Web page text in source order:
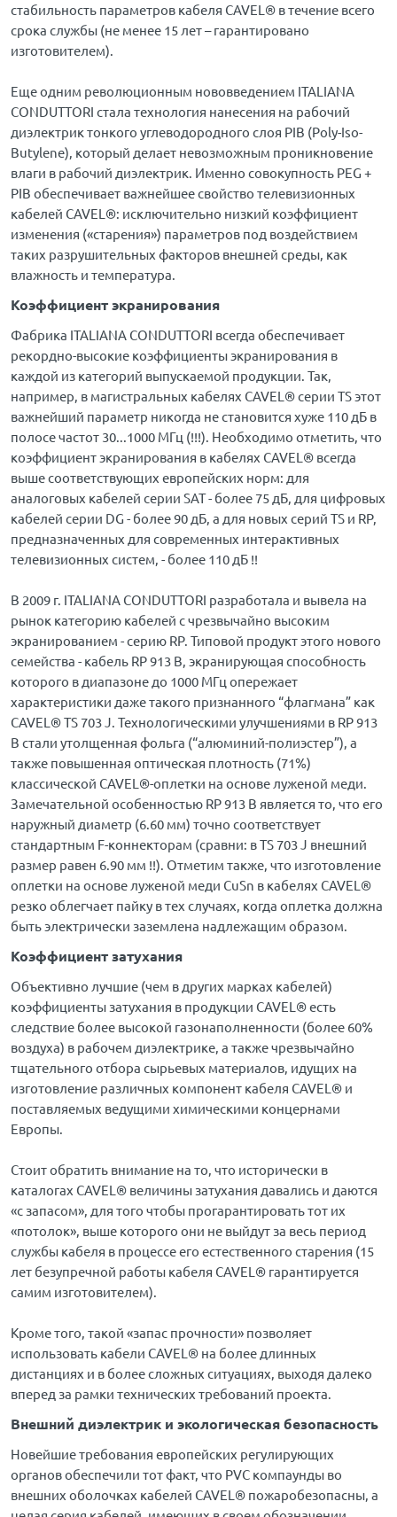
стабильность параметров кабеля CAVEL® в течение всего
срока службы (не менее 15 лет – гарантировано
изготовителем).
Еще одним революционным нововведением ITALIANA
CONDUTTORI стала технология нанесения на рабочий
диэлектрик тонкого углеводородного слоя PIB (Poly-Iso-
Butylene), который делает невозможным проникновение
влаги в рабочий диэлектрик. Именно совокупность PEG +
PIB обеспечивает важнейшее свойство телевизионных
кабелей CAVEL®: исключительно низкий коэффициент
изменения («старения») параметров под воздействием
таких разрушительных факторов внешней среды, как
влажность и температура.
Коэффициент экранирования
Фабрика ITALIANA CONDUTTORI всегда обеспечивает
рекордно-высокие коэффициенты экранирования в
каждой из категорий выпускаемой продукции. Так,
например, в магистральных кабелях CAVEL® серии TS этот
важнейший параметр никогда не становится хуже 110 дБ в
полосе частот 30...1000 МГц (!!!). Необходимо отметить, что
коэффициент экранирования в кабелях CAVEL® всегда
выше соответствующих европейских норм: для
аналоговых кабелей серии SAT - более 75 дБ, для цифровых
кабелей серии DG - более 90 дБ, а для новых серий TS и RP,
предназначенных для современных интерактивных
телевизионных систем, - более 110 дБ !!
В 2009 г. ITALIANA CONDUTTORI разработала и вывела на
рынок категорию кабелей с чрезвычайно высоким
экранированием - серию RP. Типовой продукт этого нового
семейства - кабель RP 913 B, экранирующая способность
которого в диапазоне до 1000 МГц опережает
характеристики даже такого признанного “флагмана” как
CAVEL® TS 703 J. Технологическими улучшениями в RP 913
B стали утолщенная фольга (“алюминий-полиэстер”), а
также повышенная оптическая плотность (71%)
классической CAVEL®-оплетки на основе луженой меди.
Замечательной особенностью RP 913 B является то, что его
наружный диаметр (6.60 мм) точно соответствует
стандартным F-коннекторам (сравни: в TS 703 J внешний
размер равен 6.90 мм !!). Отметим также, что изготовление
оплетки на основе луженой меди CuSn в кабелях CAVEL®
резко облегчает пайку в тех случаях, когда оплетка должна
быть электрически заземлена надлежащим образом.
Коэффициент затухания
Объективно лучшие (чем в других марках кабелей)
коэффициенты затухания в продукции CAVEL® есть
следствие более высокой газонаполненности (более 60%
воздуха) в рабочем диэлектрике, а также чрезвычайно
тщательного отбора сырьевых материалов, идущих на
изготовление различных компонент кабеля CAVEL® и
поставляемых ведущими химическими концернами
Европы.
Стоит обратить внимание на то, что исторически в
каталогах CAVEL® величины затухания давались и даются
«с запасом», для того чтобы прогарантировать тот их
«потолок», выше которого они не выйдут за весь период
службы кабеля в процессе его естественного старения (15
лет безупречной работы кабеля CAVEL® гарантируется
самим изготовителем).
Кроме того, такой «запас прочности» позволяет
использовать кабели CAVEL® на более длинных
дистанциях и в более сложных ситуациях, выходя далеко
вперед за рамки технических требований проекта.
Внешний диэлектрик и экологическая безопасность
Новейшие требования европейских регулирующих
органов обеспечили тот факт, что PVC компаунды во
внешних оболочках кабелей CAVEL® пожаробезопасны, а